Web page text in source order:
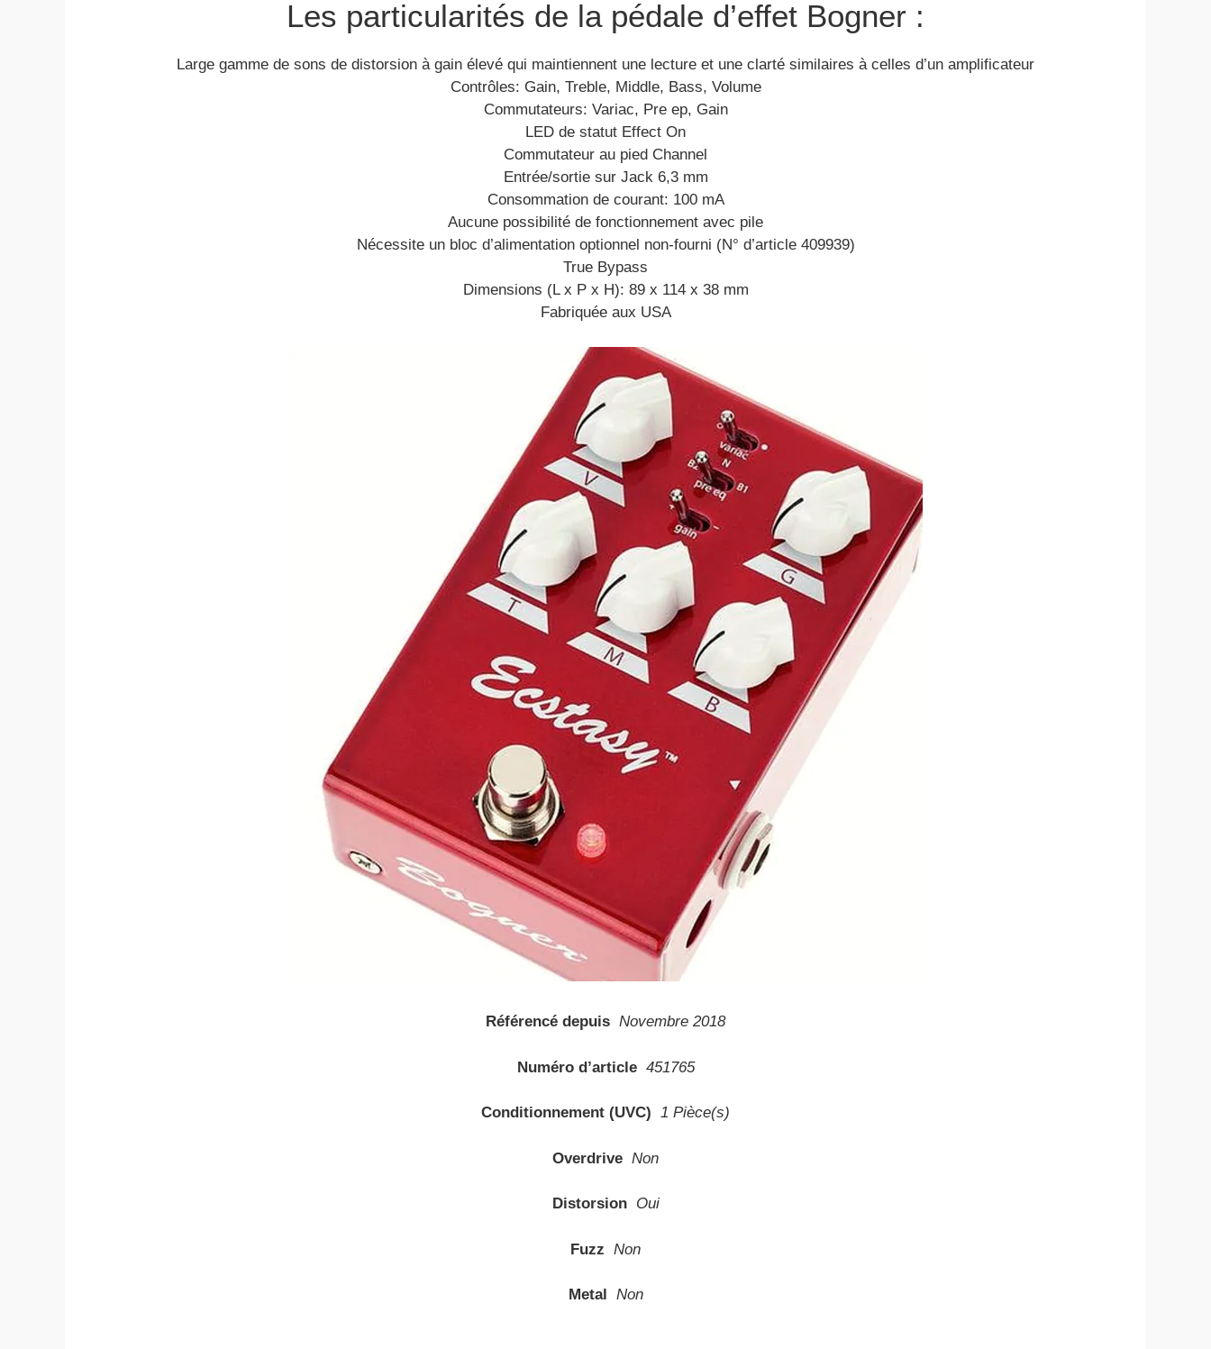
Les particularités de la pédale d’effet Bogner :
Large gamme de sons de distorsion à gain élevé qui maintiennent une lecture et une clarté similaires à celles d’un amplificateur
Contrôles: Gain, Treble, Middle, Bass, Volume
Commutateurs: Variac, Pre ep, Gain
LED de statut Effect On
Commutateur au pied Channel
Entrée/sortie sur Jack 6,3 mm
Consommation de courant: 100 mA
Aucune possibilité de fonctionnement avec pile
Nécessite un bloc d’alimentation optionnel non-fourni (N° d’article 409939)
True Bypass
Dimensions (L x P x H): 89 x 114 x 38 mm
Fabriquée aux USA
Référencé depuis Novembre 2018
Numéro d’article 451765
Conditionnement (UVC) 1 Pièce(s)
Overdrive Non
Distorsion Oui
Fuzz Non
Metal Non